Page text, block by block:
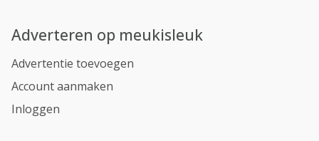
Adverteren op meukisleuk
Advertentie toevoegen
Account aanmaken
Inloggen